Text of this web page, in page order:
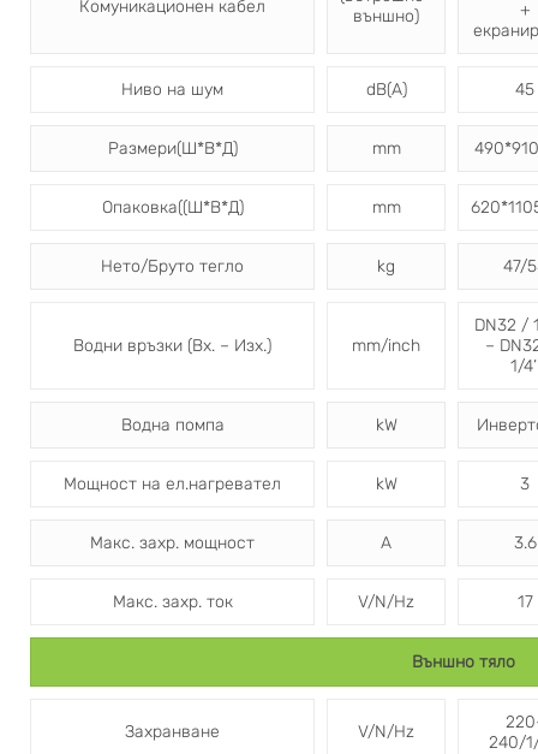
Комуникационен кабел
външно)
+
Ниво на шум dB(A) 45
Размери(Ш*В*Д) mm
Опаковка((Ш*В*Д) mm
Нето/Бруто тегло kg 47/
Водни връзки (Вх. – Изх.) mm/inch
DN32 / 1
–
1/
Водна помпа kW
Мощност на ел.нагревател kW 3
Макс. захр. мощност A 3.6
Макс. захр. ток V/N/Hz 17
Външно тяло
Захранване V/N/Hz
240/